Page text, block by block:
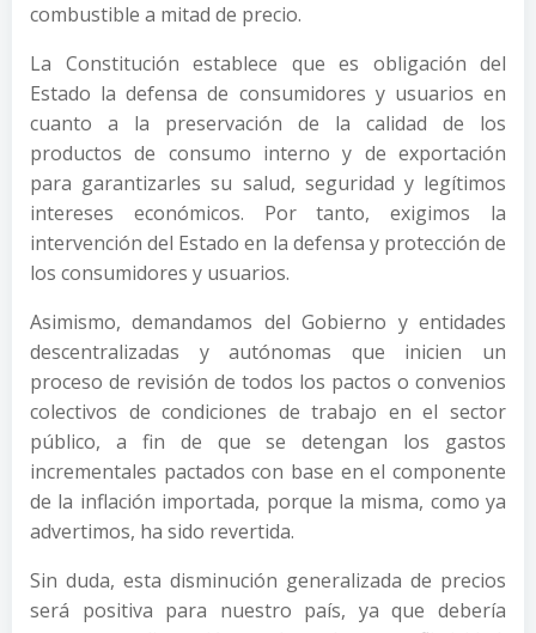
combustible a mitad de precio.
La Constitución establece que es obligación del
Estado la defensa de consumidores y usuarios en
cuanto a la preservación de la calidad de los
productos de consumo interno y de exportación
para garantizarles su salud, seguridad y legítimos
intereses económicos. Por tanto, exigimos la
intervención del Estado en la defensa y protección de
los consumidores y usuarios.
Asimismo, demandamos del Gobierno y entidades
descentralizadas y autónomas que inicien un
proceso de revisión de todos los pactos o convenios
colectivos de condiciones de trabajo en el sector
público, a fin de que se detengan los gastos
incrementales pactados con base en el componente
de la inflación importada, porque la misma, como ya
advertimos, ha sido revertida.
Sin duda, esta disminución generalizada de precios
será positiva para nuestro país, ya que debería